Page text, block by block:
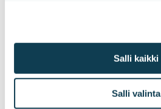
Salli kaikki
Salli valinta